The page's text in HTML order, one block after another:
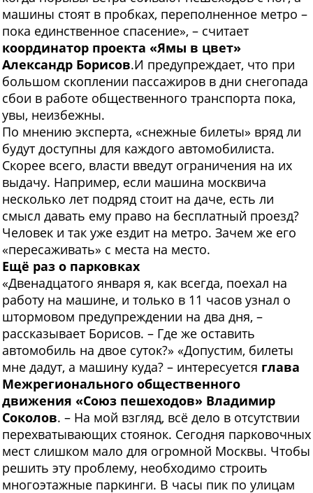
машины стоят в пробках, переполненное метро –
пока единственное спасение», – считает
координатор проекта «Ямы в цвет»
Александр Борисов.И предупреждает, что при
большом скоплении пассажиров в дни снегопада
сбои в работе общественного транспорта пока,
увы, неизбежны.
По мнению эксперта, «снежные билеты» вряд ли
будут доступны для каждого автомобилиста.
Скорее всего, власти введут ограничения на их
выдачу. Например, если машина москвича
несколько лет подряд стоит на даче, есть ли
смысл давать ему право на бесплатный проезд?
Человек и так уже ездит на метро. Зачем же его
«пересаживать» с места на место.
Ещё раз о парковках
«Двенадцатого января я, как всегда, поехал на
работу на машине, и только в 11 часов узнал о
штормовом предупреждении на два дня, –
рассказывает Борисов. – Где же оставить
автомобиль на двое суток?» «Допустим, билеты
мне дадут, а машину куда? – интересуется глава
Межрегионального общественного
движения «Союз пешеходов» Владимир
Соколов. – На мой взгляд, всё дело в отсутствии
перехватывающих стоянок. Сегодня парковочных
мест слишком мало для огромной Москвы. Чтобы
решить эту проблему, необходимо строить
многоэтажные паркинги. В часы пик по улицам